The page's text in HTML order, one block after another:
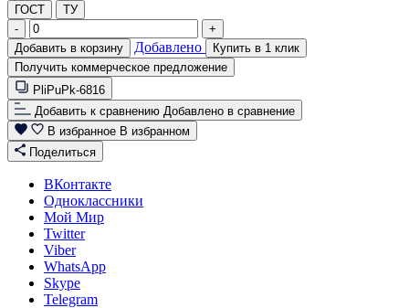
ГОСТ
ТУ
-
+
Добавить в корзину
Добавлено
Купить в 1 клик
Получить коммерческое предложение
PliPuPk-6816
Добавить к сравнению Добавлено в сравнение
В избранное В избранном
Поделиться
ВКонтакте
Одноклассники
Мой Мир
Twitter
Viber
WhatsApp
Skype
Telegram